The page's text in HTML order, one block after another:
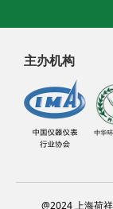
主办机构
@2024 上海荷